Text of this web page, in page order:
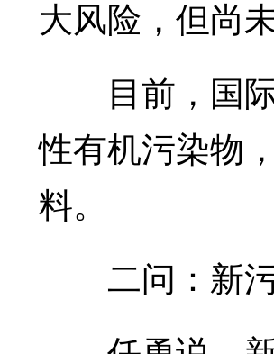
大风险，但尚
目前，国际
性有机污染物
料。
二问：新污